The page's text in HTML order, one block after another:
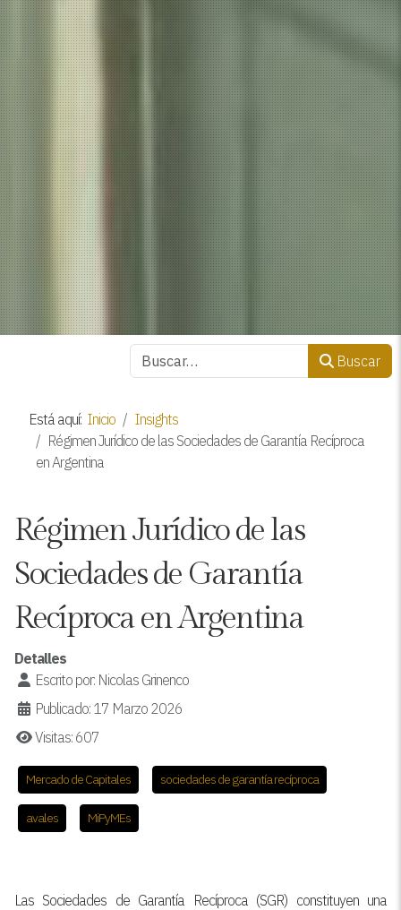
Buscar
Está aquí: Inicio
Insights
Régimen Jurídico de las Sociedades de Garantía Recíproca
en Argentina
Régimen Jurídico de las
Sociedades de Garantía
Recíproca en Argentina
Detalles
Escrito por: Nicolas Grinenco
Publicado: 17 Marzo 2026
Visitas: 607
Mercado de Capitales sociedades de garantía recíproca
avales MiPyMEs
Las Sociedades de Garantía Recíproca (SGR) constituyen una